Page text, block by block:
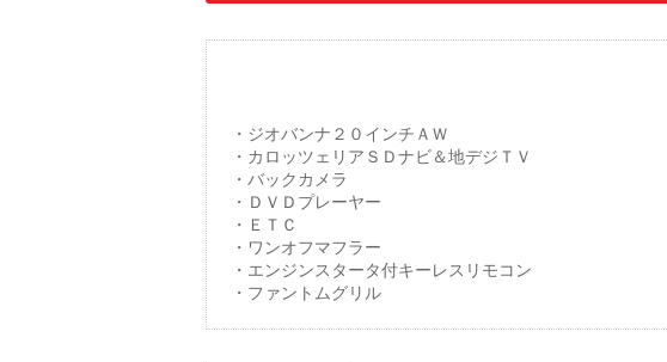
・ジオバンナ２０インチＡＷ
・カロッツェリアＳＤナビ＆地デジＴＶ
・バックカメラ
・ＤＶＤプレーヤー
・ＥＴＣ
・ワンオフマフラー
・エンジンスタータ付キーレスリモコン
・ファントムグリル